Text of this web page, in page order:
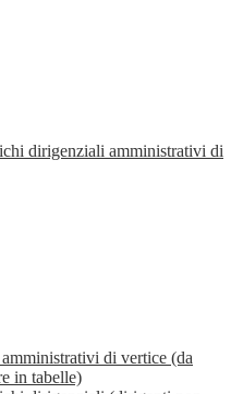
dirigenziali amministrativi di
di vertice (da
in tabelle)